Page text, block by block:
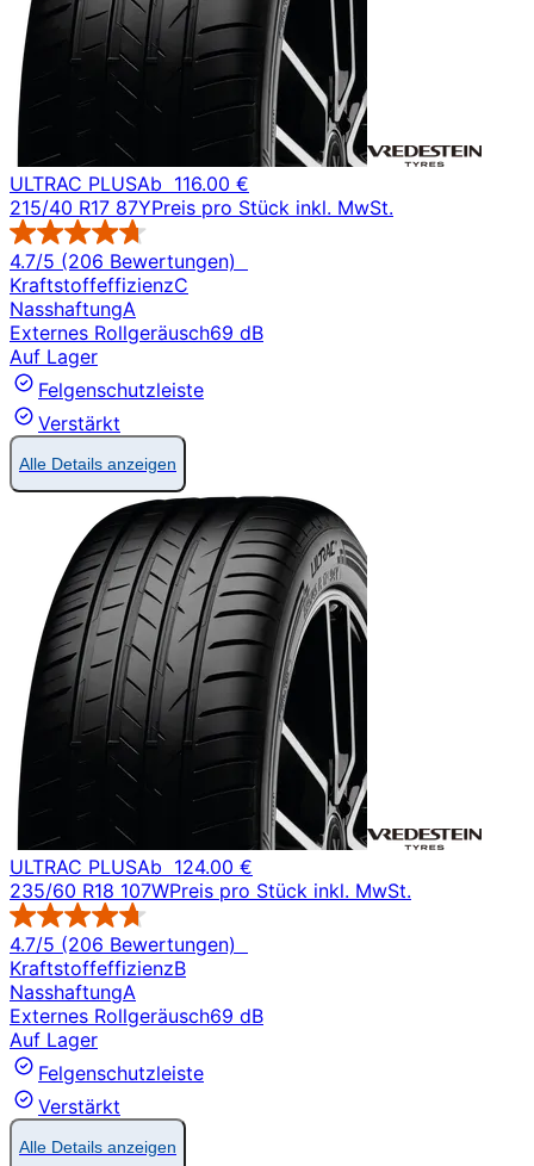
ULTRAC PLUSAb 116.00 €
215/40 R17 87YPreis pro Stück inkl. MwSt.
4.7/5 (206 Bewertungen)
KraftstoffeffizienzC
NasshaftungA
Externes Rollgeräusch69 dB
Auf Lager
Felgenschutzleiste
Verstärkt
Alle Details anzeigen
ULTRAC PLUSAb 124.00 €
235/60 R18 107WPreis pro Stück inkl. MwSt.
4.7/5 (206 Bewertungen)
KraftstoffeffizienzB
NasshaftungA
Externes Rollgeräusch69 dB
Auf Lager
Felgenschutzleiste
Verstärkt
Alle Details anzeigen